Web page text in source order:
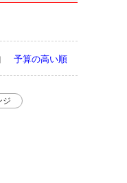
予算の高い順
ジ